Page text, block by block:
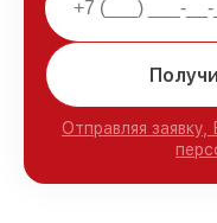
Отправляя